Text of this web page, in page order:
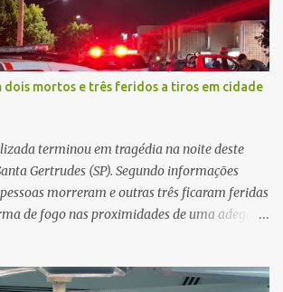
comunicação oficial da instituição financeira.
em contato por telefone e encaminhou um
a acessá-lo pelo computador para
cadastral. Após realizar o
bancária ficou bloqueada por algumas
acessar o sistema, a vítima tentou
o suposto gerente, mas não obteve
fe...
dois mortos e três feridos a tiros em cidade
terminou em tragédia na noite deste
Gertrudes (SP). Segundo informações
morreram e outras três ficaram feridas
de fogo nas proximidades de uma adega. O
estabelecimento e se estendido para a área